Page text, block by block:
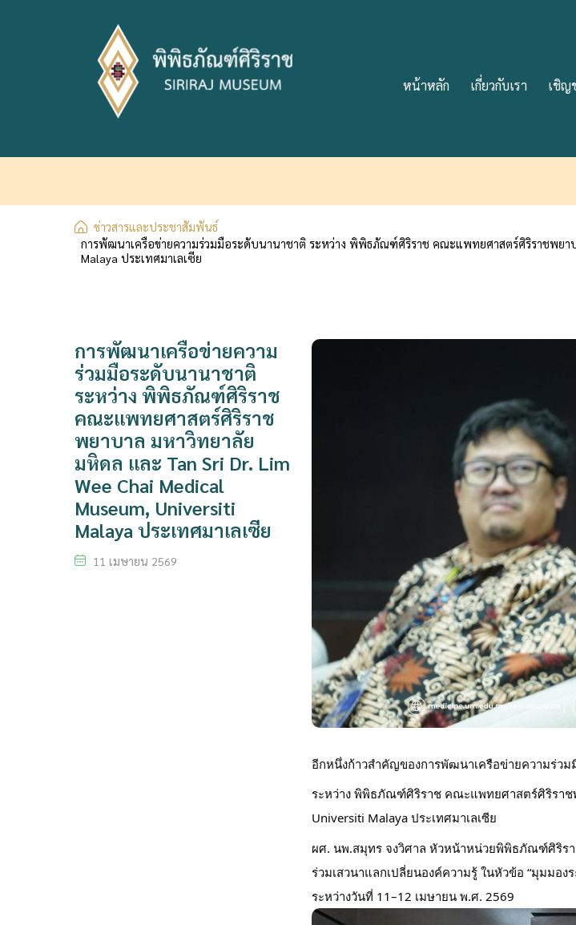
หน้าหลัก เกี่ยวกับเรา เชิญ
ข่าวสารและประชาสัมพันธ์
การพัฒนาเครือข่ายความร่วมมือระดับนานาชาติ ระหว่าง พิพิธภัณฑ์ศิริราช คณะแพทยศาสตร์ศิริราชพยา
Malaya ประเทศมาเลเซีย
การพัฒนาเครือข่ายความ
ร่วมมือระดับนานาชาติ
ระหว่าง พิพิธภัณฑ์ศิริราช
คณะแพทยศาสตร์ศิริราช
พยาบาล มหาวิทยาลัย
มหิดล และ Tan Sri Dr. Lim
Wee Chai Medical
Museum, Universiti
Malaya ประเทศมาเลเซีย
11 เมษายน 2569
อีกหนึ่งก้าวสำคัญของการพัฒนาเครือข่ายความร่ว
ระหว่าง พิพิธภัณฑ์ศิริราช คณะแพทยศาสตร์ศิริราช
Universiti Malaya ประเทศมาเลเซีย
ผศ. นพ.สมุทร จงวิศาล หัวหน้าหน่วยพิพิธภัณฑ์ศิริรา
ร่วมเสวนาแลกเปลี่ยนองค์ความรู้ ในหัวข้อ “มุมมอ
ระหว่างวันที่ 11–12 เมษายน พ.ศ. 2569